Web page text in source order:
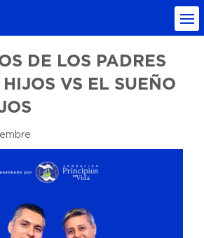
DE LOS PADRES
HIJOS VS EL SUEÑO